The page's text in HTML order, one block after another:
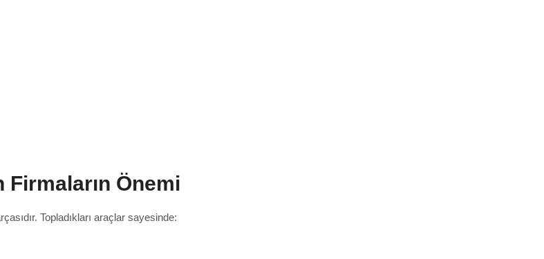
Firmaların Önemi
Topladıkları araçlar sayesinde: